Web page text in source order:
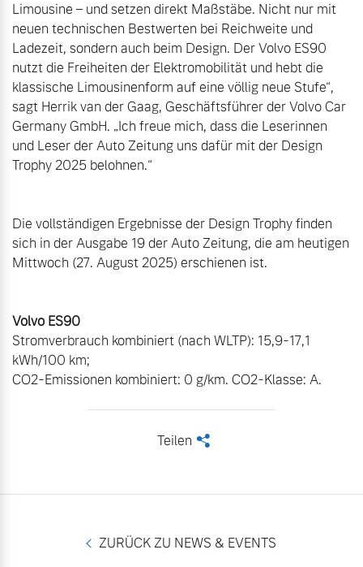
Limousine – und setzen direkt Maßstäbe. Nicht nur mit
neuen technischen Bestwerten bei Reichweite und
Ladezeit, sondern auch beim Design. Der Volvo ES90
nutzt die Freiheiten der Elektromobilität und hebt die
klassische Limousinenform auf eine völlig neue Stufe“,
sagt Herrik van der Gaag, Geschäftsführer der Volvo Car
Germany GmbH. „Ich freue mich, dass die Leserinnen
und Leser der Auto Zeitung uns dafür mit der Design
Trophy 2025 belohnen.“
Die vollständigen Ergebnisse der Design Trophy finden
sich in der Ausgabe 19 der Auto Zeitung, die am heutigen
Mittwoch (27. August 2025) erschienen ist.
Volvo ES90
Stromverbrauch kombiniert (nach WLTP): 15,9-17,1
kWh/100 km;
CO2-Emissionen kombiniert: 0 g/km. CO2-Klasse: A.
Teilen <
ZURÜCK ZU NEWS & EVENTS